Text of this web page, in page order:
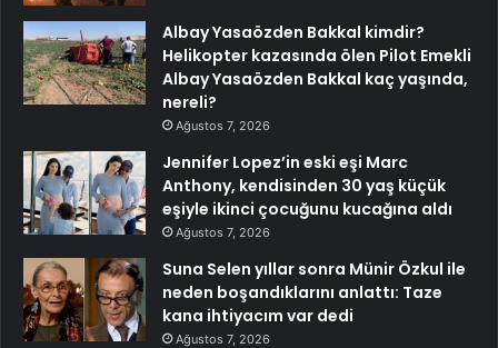
Albay Yasaözden Bakkal kimdir?
Helikopter kazasında ölen Pilot Emekli
Albay Yasaözden Bakkal kaç yaşında,
nereli?
Ağustos 7, 2026
Jennifer Lopez’in eski eşi Marc
Anthony, kendisinden 30 yaş küçük
eşiyle ikinci çocuğunu kucağına aldı
Ağustos 7, 2026
Suna Selen yıllar sonra Münir Özkul ile
neden boşandıklarını anlattı: Taze
kana ihtiyacım var dedi
Ağustos 7, 2026